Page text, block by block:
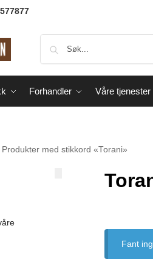
Forhandler Våre tjenester
Produkter med stikkord «Torani»
Fant